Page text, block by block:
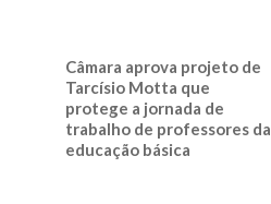
Câmara aprova projeto de
Tarcísio Motta que
protege a jornada de
trabalho de professores da
educação básica